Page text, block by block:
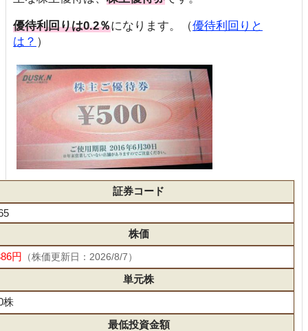
優待利回りは0.2％になります。（優待利回りと
は？ ）
証券コード
株価
円 （株価更新日：2026/8/7）
単元株
株
最低投資金額